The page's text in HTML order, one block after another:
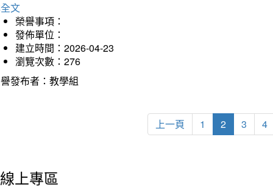
文
榮譽事項：
發佈單位：
建立時間：2026-04-23
瀏覽次數：276
發布者：教學組
上一頁 1 2 3 4
線上專區